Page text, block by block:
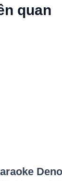
quan